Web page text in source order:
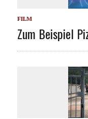
FILM
Zum Beispiel